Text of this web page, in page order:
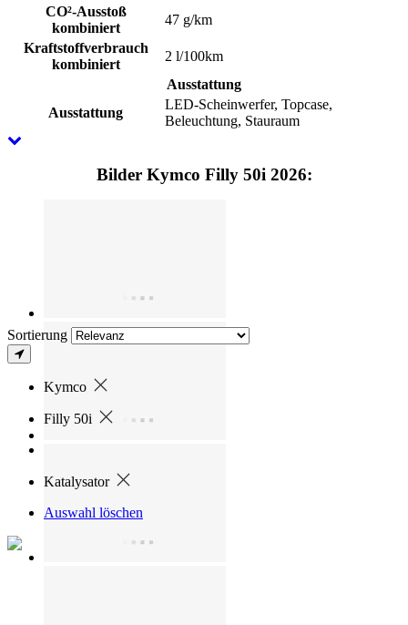
CO²-Ausstoß
kombiniert
47 g/km
Kraftstoffverbrauch
kombiniert
2 l/100km
Ausstattung
Ausstattung
LED-Scheinwerfer, Topcase,
Beleuchtung, Stauraum
Bilder Kymco Filly 50i 2026:
Sortierung
Kymco
Filly 50i
Katalysator
Auswahl löschen